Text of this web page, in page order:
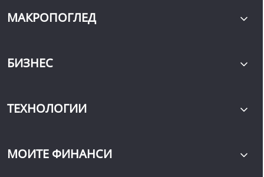
МАКРОПОГЛЕД
БИЗНЕС
ТЕХНОЛОГИИ
МОИТЕ ФИНАНСИ